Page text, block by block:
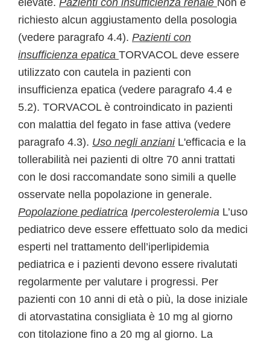
elevate. Pazienti con insufficienza renale Non è
richiesto alcun aggiustamento della posologia
(vedere paragrafo 4.4). Pazienti con
insufficienza epatica TORVACOL deve essere
utilizzato con cautela in pazienti con
insufficienza epatica (vedere paragrafo 4.4 e
5.2). TORVACOL è controindicato in pazienti
con malattia del fegato in fase attiva (vedere
paragrafo 4.3). Uso negli anziani L'efficacia e la
tollerabilità nei pazienti di oltre 70 anni trattati
con le dosi raccomandate sono simili a quelle
osservate nella popolazione in generale.
Popolazione pediatrica Ipercolesterolemia L’uso
pediatrico deve essere effettuato solo da medici
esperti nel trattamento dell’iperlipidemia
pediatrica e i pazienti devono essere rivalutati
regolarmente per valutare i progressi. Per
pazienti con 10 anni di età o più, la dose iniziale
di atorvastatina consigliata è 10 mg al giorno
con titolazione fino a 20 mg al giorno. La